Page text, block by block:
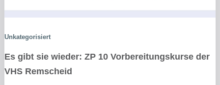
Unkategorisiert
Es gibt sie wieder: ZP 10 Vorbereitungskurse der
VHS Remscheid